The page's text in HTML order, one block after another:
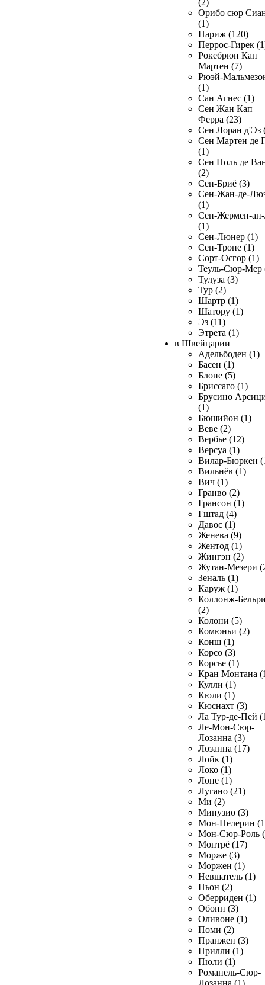
(2)
Орибо сюр
(1)
Париж (120)
Перрос-Гирек
Рокебрюн Кап
Мартен (7)
Рюэй-
(1)
Сан Агнес (1)
Сен Жан Кап
Ферра (23)
Сен Лоран д'Эз
Сен Мартен де
(1)
Сен Поль де
(2)
Сен-Бриё (3)
Сен-Жан-де-
(1)
Сен-Жермен-
(1)
Сен-Люнер (1)
Сен-Тропе (1)
Сорт-Осгор (1)
Теуль-Сюр-Мер
Тулуза (3)
Тур (2)
Шартр (1)
Шатору (1)
Эз (11)
Этрета (1)
в Швейцарии
Адельбоден (1)
Басен (1)
Блоне (5)
Бриссаго (1)
Брусино
(1)
Бюшийон (1)
Веве (2)
Вербье (12)
Версуа (1)
Вилар-Бюркен
Вильнёв (1)
Вич (1)
Гранво (2)
Грансон (1)
Гштад (4)
Давос (1)
Женева (9)
Жентод (1)
Жингэн (2)
Жутан-Мезери
Зеналь (1)
Каруж (1)
Коллонж-
(2)
Колони (5)
Комюньи (2)
Конш (1)
Корсо (3)
Корсье (1)
Кран Монтана
Кулли (1)
Кюли (1)
Кюснахт (3)
Ла Тур-де-Пей
Ле-Мон-Сюр-
Лозанна (3)
Лозанна (17)
Лойк (1)
Локо (1)
Лоне (1)
Лугано (21)
Ми (2)
Минузио (3)
Мон-Пелерин
Мон-Сюр-Роль
Монтрё (17)
Морже (3)
Моржен (1)
Невшатель (1)
Ньон (2)
Оберриден (1)
Обонн (3)
Оливоне (1)
Поми (2)
Пранжен (3)
Прилли (1)
Пюли (1)
Романель-Сюр-
Лозанна (1)